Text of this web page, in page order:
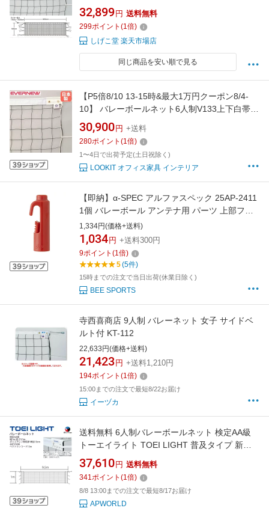
EVERNEW
32,899 円 送料無料
299ポイント (1倍)
しげこ堂 楽天市場店
同じ商品を安い順で見る
【P5倍8/10 13-15時&最大1万円クーポン8/4-
10】 バレーボールネット6人制V133上下白帯
エバニュー 幅950×高さ100cm イザナスロープ
製コード 白帯ターポリン製 上下白帯付 バレー
ボール用品 学校 日本製 EKU111
30,900 円 +送料
280ポイント (1倍)
1〜4日で出荷予定(土日祝除く)
LOOKIT オフィス家具 インテリア
【即納】α-SPEC アルファスペック 25AP-2411
1個 バレーボール アンテナ用 パーツ 上部フッ
クセット 設備・備品 ( アシックス 品番
3173A025) 川島商事
1,334円(価格+送料)
1,034 円 +送料300円
9ポイント (1倍)
5(5件)
15時までの注文で当日出荷(休業日除く)
BEE SPORTS
寺西喜商店 9人制 バレーネット 女子 サイドベ
ルト付 KT-112
22,633円(価格+送料)
21,423 円 +送料1,210円
194ポイント (1倍)
15:00までの注文で最短8/22お届け
イーヅカ
送料無料 6人制バレーボールネット 検定AA級
トーエイライト TOEI LIGHT 普及タイプ 新規
格・上下白帯付 設備 備品 器具 用具 スポーツ
体育用品/B-2844【取寄】
37,610 円 送料無料
341ポイント (1倍)
8/8 13:00までの注文で最短8/17お届け
APWORLD